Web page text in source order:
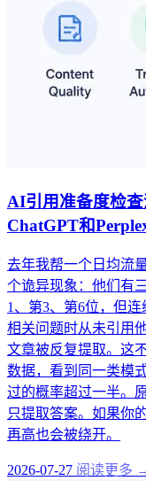
AI引用准备度检
ChatGPT和
去年我帮一个日均流
个诡异现象：他们有
1、第3、第6位，但连
相关问题时从未引用
文章被反复提取。这
数据，看到同一类模
过的概率超过一半。
只提取答案。如果你
再高也会被绕开。
2026-07-27 阅读更多